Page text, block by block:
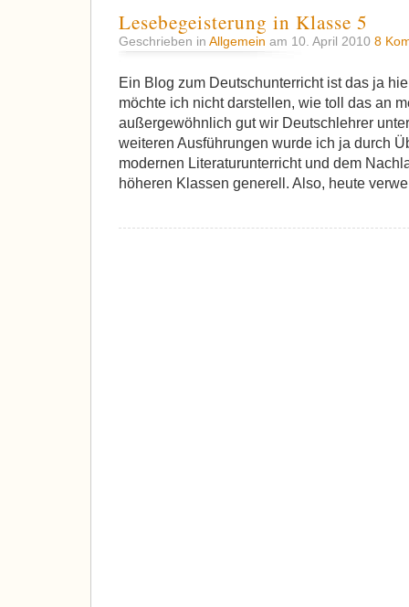
Lesebegeisterung in Klasse 5
Geschrieben in Allgemein am 10. April 2010 8
Ein Blog zum Deutschunterricht ist das ja
möchte ich nicht darstellen, wie toll das an
außergewöhnlich gut wir Deutschlehrer
weiteren Ausführungen wurde ich ja durch
modernen Literaturunterricht und dem
höheren Klassen generell. Also, heute